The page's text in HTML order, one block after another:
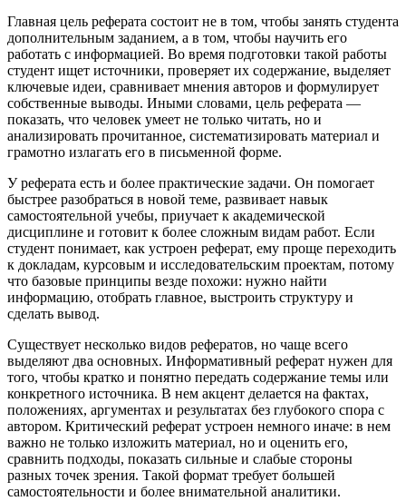
Главная цель реферата состоит не в том, чтобы занять студента
дополнительным заданием, а в том, чтобы научить его
работать с информацией. Во время подготовки такой работы
студент ищет источники, проверяет их содержание, выделяет
ключевые идеи, сравнивает мнения авторов и формулирует
собственные выводы. Иными словами, цель реферата —
показать, что человек умеет не только читать, но и
анализировать прочитанное, систематизировать материал и
грамотно излагать его в письменной форме.
У реферата есть и более практические задачи. Он помогает
быстрее разобраться в новой теме, развивает навык
самостоятельной учебы, приучает к академической
дисциплине и готовит к более сложным видам работ. Если
студент понимает, как устроен реферат, ему проще переходить
к докладам, курсовым и исследовательским проектам, потому
что базовые принципы везде похожи: нужно найти
информацию, отобрать главное, выстроить структуру и
сделать вывод.
Существует несколько видов рефератов, но чаще всего
выделяют два основных. Информативный реферат нужен для
того, чтобы кратко и понятно передать содержание темы или
конкретного источника. В нем акцент делается на фактах,
положениях, аргументах и результатах без глубокого спора с
автором. Критический реферат устроен немного иначе: в нем
важно не только изложить материал, но и оценить его,
сравнить подходы, показать сильные и слабые стороны
разных точек зрения. Такой формат требует большей
самостоятельности и более внимательной аналитики.